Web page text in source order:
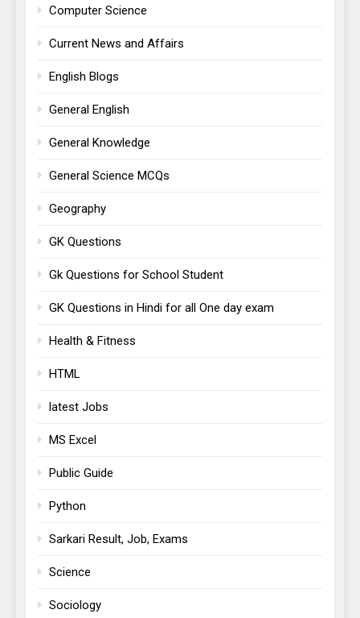
Computer Science
Current News and Affairs
English Blogs
General English
General Knowledge
General Science MCQs
Geography
GK Questions
Gk Questions for School Student
GK Questions in Hindi for all One day exam
Health & Fitness
HTML
latest Jobs
MS Excel
Public Guide
Python
Sarkari Result, Job, Exams
Science
Sociology